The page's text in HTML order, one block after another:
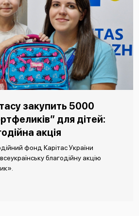
закупить 5000
для дітей:
акція
фонд Карітас України
благодійну акцію